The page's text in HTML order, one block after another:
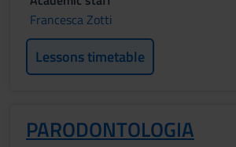
Francesca Zotti
Lessons timetable
PARODONTOLOGIA